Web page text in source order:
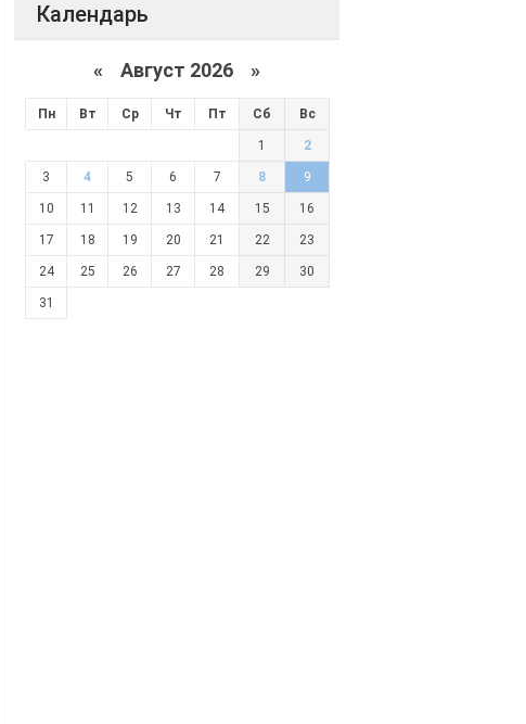
Календарь
« Август 2026 »
Пн Вт Ср Чт Пт Сб Вс
1 2
3 4 5 6 7 8 9
10 11 12 13 14 15 16
17 18 19 20 21 22 23
24 25 26 27 28 29 30
31